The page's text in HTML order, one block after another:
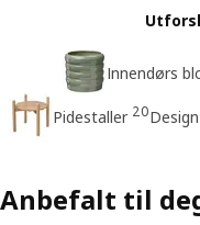
Innendørs
Pidestaller 20
Anbefalt til